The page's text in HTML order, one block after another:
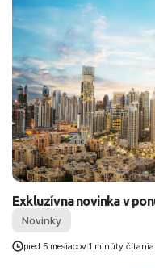
Exkluzívna novinka v
Novinky
pred 5 mesiacov 1 minúty čítania